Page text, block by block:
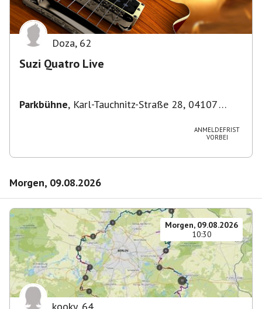
Doza, 62
Suzi Quatro Live
Parkbühne, Karl-Tauchnitz-Straße 28, 04107
ANMELDEFRIST
VORBEI
Morgen, 09.08.2026
Morgen, 09.08.2026
10:30